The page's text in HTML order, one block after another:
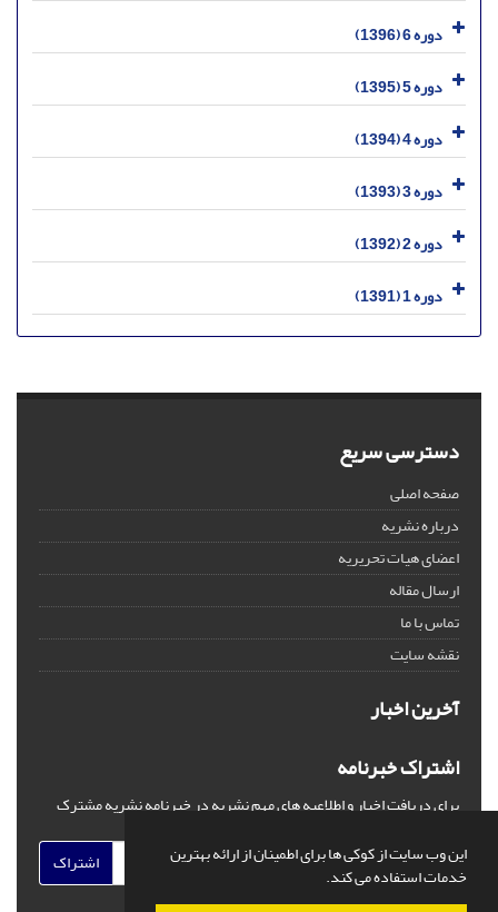
این وب سایت از کوکی ها برای اطمینان از ارائه بهترین
خدمات استفاده می کند.
دوره 6 (1396)
دوره 5 (1395)
دوره 4 (1394)
دوره 3 (1393)
دوره 2 (1392)
دوره 1 (1391)
دسترسی سریع
صفحه اصلی
درباره نشریه
اعضای هیات تحریریه
ارسال مقاله
تماس با ما
نقشه سایت
آخرین اخبار
اشتراک خبرنامه
برای دریافت اخبار و اطلاعیه های مهم نشریه در خبرنامه نشریه مشترک
اشتراک